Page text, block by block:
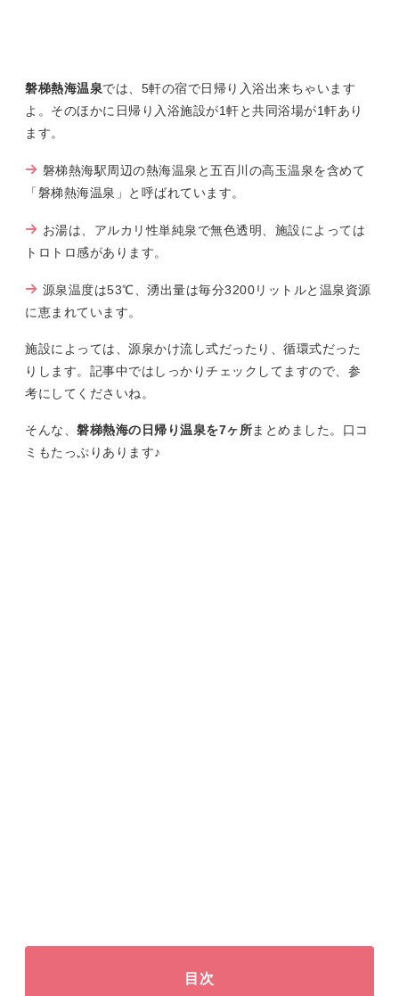
磐梯熱海温泉では、5軒の宿で日帰り入浴出来ちゃいます
よ。そのほかに日帰り入浴施設が1軒と共同浴場が1軒あり
ます。
磐梯熱海駅周辺の熱海温泉と五百川の高玉温泉を含めて
「磐梯熱海温泉」と呼ばれています。
お湯は、アルカリ性単純泉で無色透明、施設によっては
トロトロ感があります。
源泉温度は53℃、湧出量は毎分3200リットルと温泉資源
に恵まれています。
施設によっては、源泉かけ流し式だったり、循環式だった
りします。記事中ではしっかりチェックしてますので、参
考にしてくださいね。
そんな、磐梯熱海の日帰り温泉を7ヶ所まとめました。口コ
ミもたっぷりあります♪
目次